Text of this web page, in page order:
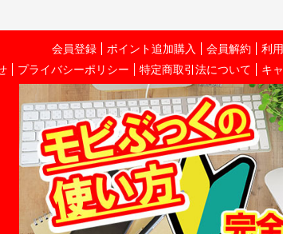
会員登録 ポイント追加購入 会員解約
利
プライバシーポリシー 特定商取引法について キ